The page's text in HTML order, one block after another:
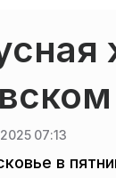
07:13
в